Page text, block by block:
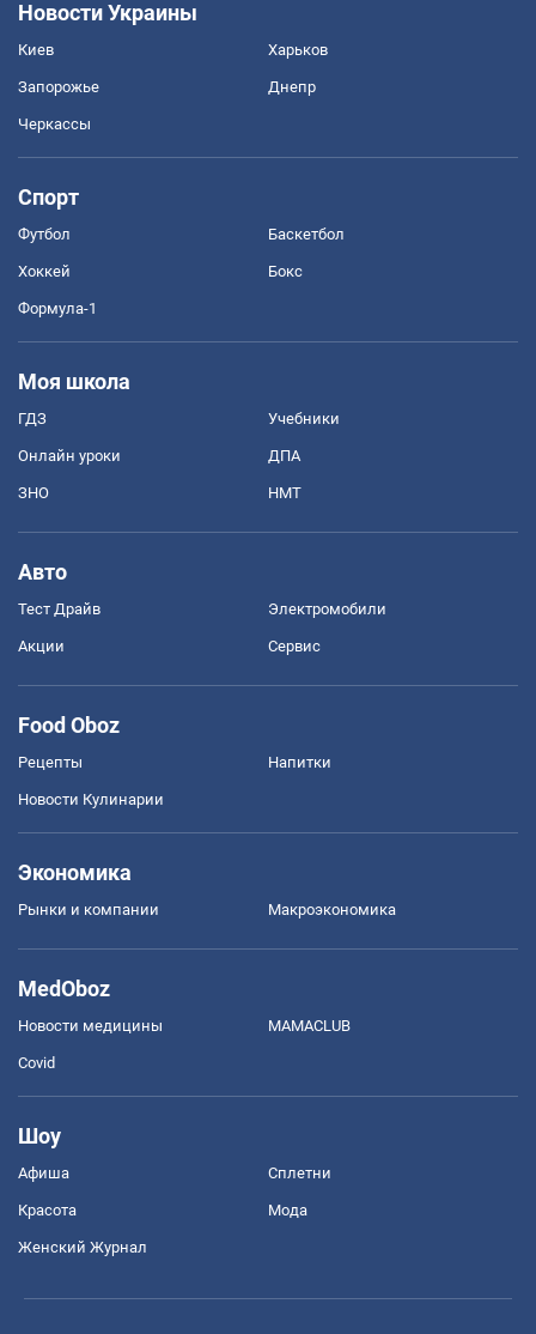
Новости Украины
Киев Харьков
Запорожье Днепр
Черкассы
Спорт
Футбол Баскетбол
Хоккей Бокс
Формула-1
Моя школа
ГДЗ Учебники
Онлайн уроки ДПА
ЗНО НМТ
Авто
Тест Драйв Электромобили
Акции Сервис
Food Oboz
Рецепты Напитки
Новости Кулинарии
Экономика
Рынки и компании Mакроэкономика
MedOboz
Новости медицины MAMACLUB
Covid
Шоу
Афиша Сплетни
Красота Мода
Женский Журнал